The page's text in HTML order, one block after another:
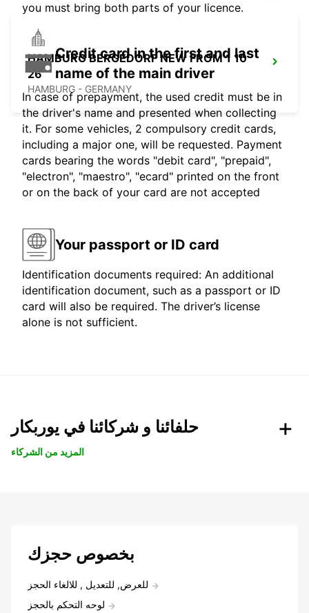
HAMBURG BERGEDORF NEW FROM 1 10
26
HAMBURG - GERMANY
you must bring both parts of your licence.
Credit card in the first and last
name of the main driver
In case of prepayment, the used credit must be in
the driver's name and presented when collecting
it. For some vehicles, 2 compulsory credit cards,
including a major one, will be requested. Payment
cards bearing the words "debit card", "prepaid",
"electron", "maestro", "ecard" printed on the front
or on the back of your card are not accepted
Your passport or ID card
Identification documents required: An additional
identification document, such as a passport or ID
card will also be required. The driver’s license
alone is not sufficient.
حلفائنا و شركائنا في يوربكار
المزيد من الشركاء
بخصوص حجزك
للعرض, للتعديل , للالغاء الحجز
لوحه التحكم بالحجز